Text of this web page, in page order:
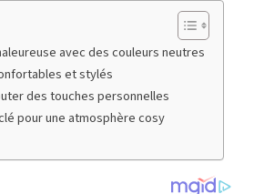
avec des couleurs neutres
et stylés
des touches personnelles
pour une atmosphère cosy